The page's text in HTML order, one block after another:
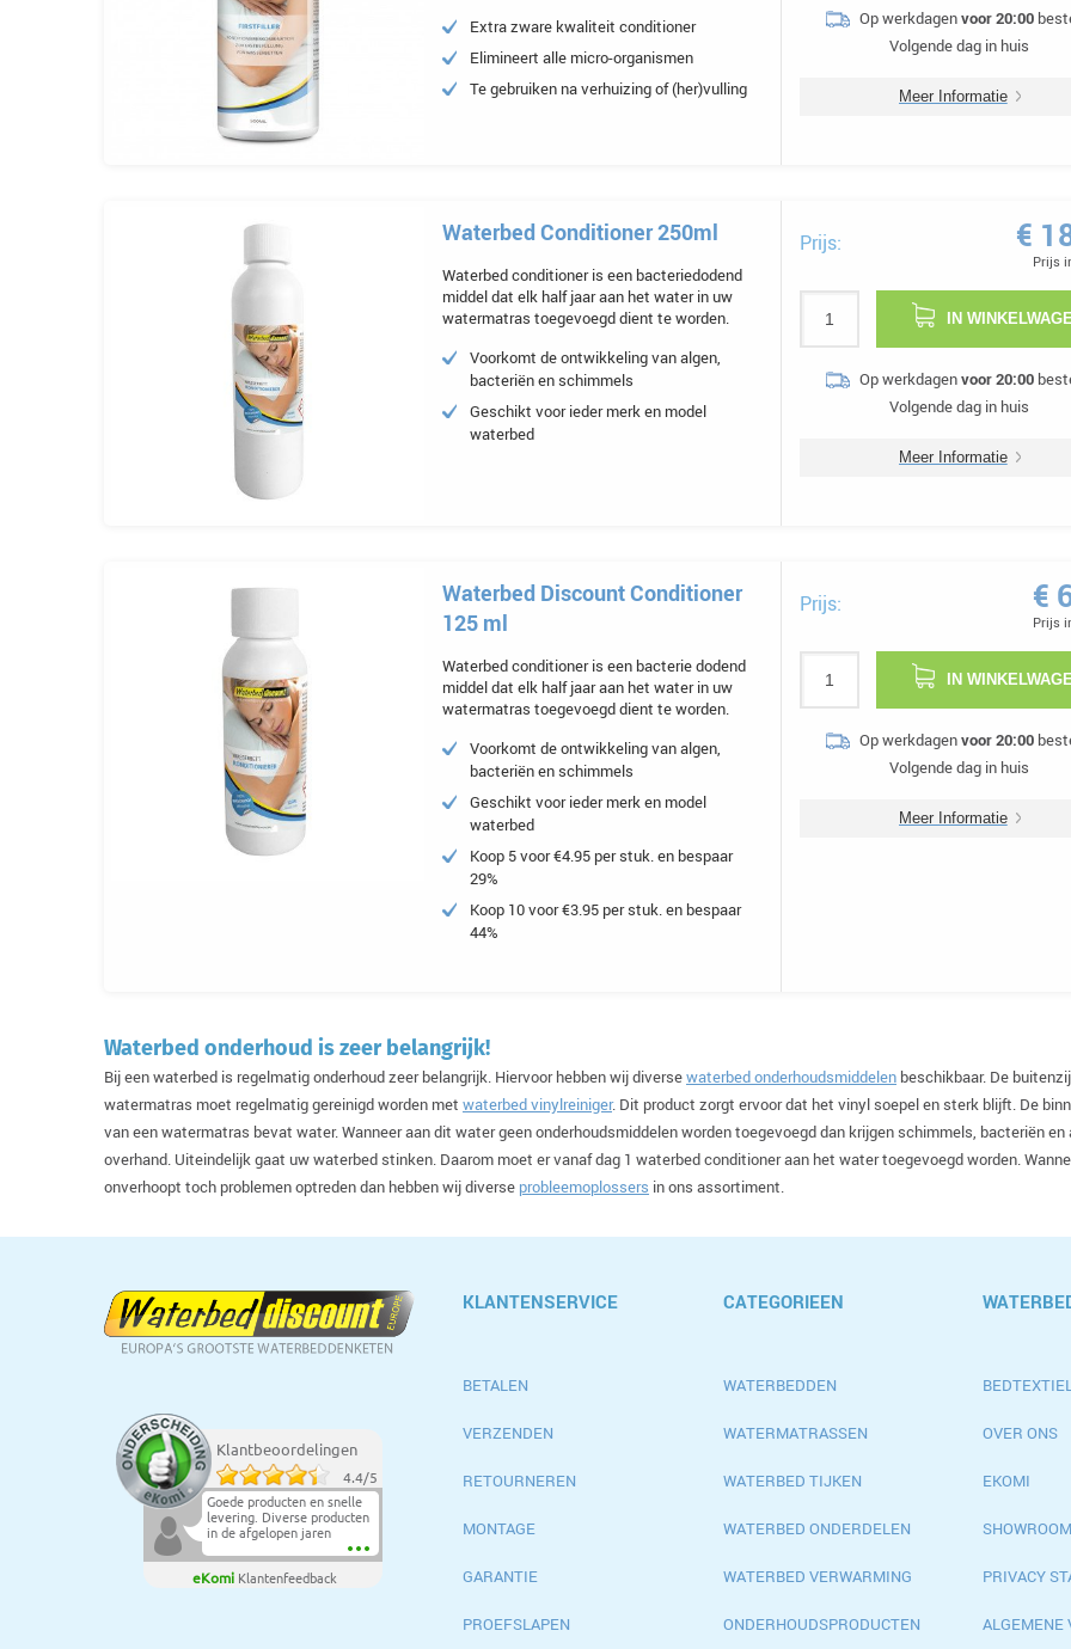
Extra zware kwaliteit conditioner
Elimineert alle micro-organismen
Te gebruiken na verhuizing of (her)vulling
Op werkdagenvoor 20:00
Volgende dag in huis
Meer Informatie
Waterbed Conditioner 250ml
Waterbed conditioner is een bacteriedodend
middel dat elk half jaar aan het water in uw
watermatras toegevoegd dient te worden.
Voorkomt de ontwikkeling van algen,
bacteriën en schimmels
Geschikt voor ieder merk en model
waterbed
Prijs: €
Prijs
IN
Op werkdagenvoor 20:00
Volgende dag in huis
Meer Informatie
Waterbed Discount Conditioner
125 ml
Waterbed conditioner is een bacterie dodend
middel dat elk half jaar aan het water in uw
watermatras toegevoegd dient te worden.
Voorkomt de ontwikkeling van algen,
bacteriën en schimmels
Geschikt voor ieder merk en model
waterbed
Koop 5 voor €4.95 per stuk. en bespaar
29%
Koop 10 voor €3.95 per stuk. en bespaar
44%
Prijs: €
Prijs
IN
Op werkdagenvoor 20:00
Volgende dag in huis
Meer Informatie
Waterbed onderhoud is zeer belangrijk!
Bij een waterbed is regelmatig onderhoud zeer belangrijk. Hiervoor hebben wij diversewaterbed onderhoudsmiddelen beschikbaar. De
watermatras moet regelmatig gereinigd worden met waterbed vinylreiniger. Dit product zorgt ervoor dat het vinyl soepel en sterk blijft. De
van een watermatras bevat water. Wanneer aan dit water geen onderhoudsmiddelen worden toegevoegd dan krijgen schimmels, bacteriën en
overhand. Uiteindelijk gaat uw waterbed stinken. Daarom moet er vanaf dag 1 waterbed conditioner aan het water toegevoegd worden.
onverhoopt toch problemen optreden dan hebben wij diverse probleemoplossers in ons assortiment.
Klantbeoordelingen
4.4/5
Goede producten en snelle
levering. Diverse producten
in de afgelopen jaren
netjes afgeleverd.Top.
eKomi Klantenfeedback
KLANTENSERVICE
BETALEN
VERZENDEN
RETOURNEREN
MONTAGE
GARANTIE
PROEFSLAPEN
CATEGORIEEN
WATERBEDDEN
WATERMATRASSEN
WATERBED TIJKEN
WATERBED ONDERDELEN
WATERBED VERWARMING
ONDERHOUDSPRODUCTEN
OVER ONS
EKOMI
SHOWROOM
PRIVACY
ALGEMENE